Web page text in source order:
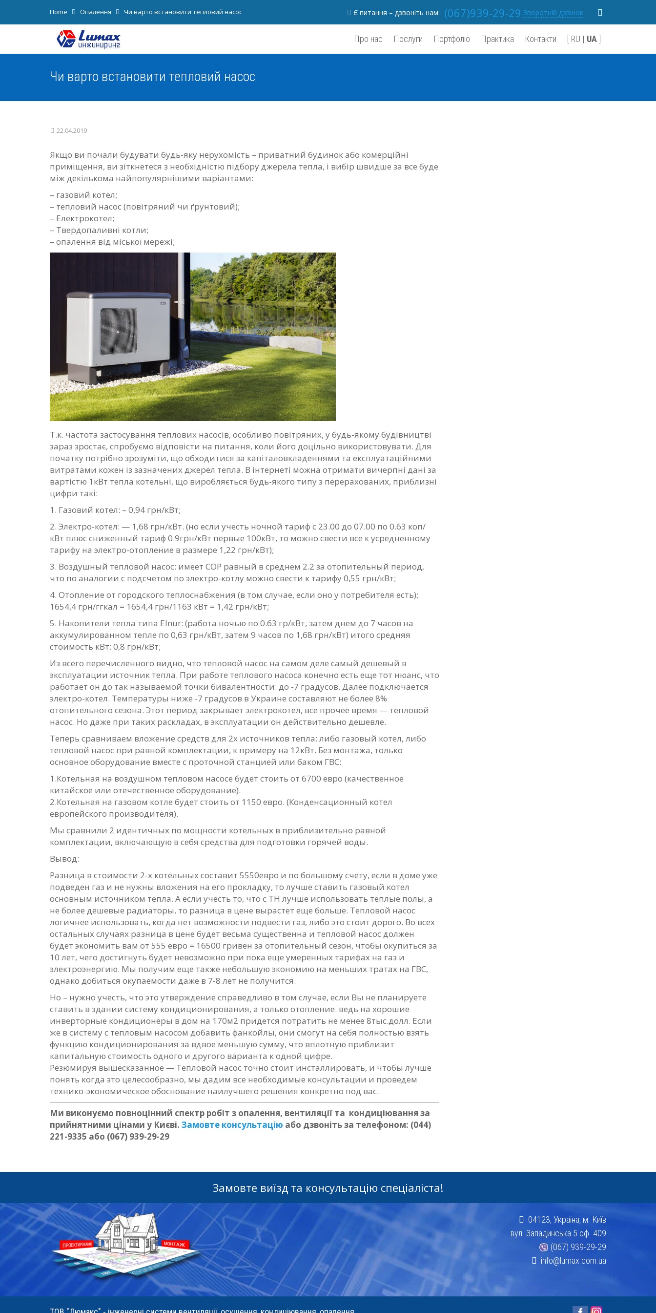
Home Опалення Чи варто встановити тепловий насос Є питання – дзвоніть нам: (067)939-29-29 Зворотній дзвінок
Про нас Послуги Портфоліо Практика Контакти RU | UA
Чи варто встановити тепловий насос
22.04.2019
Якщо ви почали будувати будь-яку нерухомість – приватний будинок або комерційні
приміщення, ви зіткнетеся з необхідністю підбору джерела тепла, і вибір швидше за все буде
між декількома найпопулярнішими варіантами:
– газовий котел;
– тепловий насос (повітряний чи ґрунтовий);
– Електрокотел;
– Твердопаливні котли;
– опалення від міської мережі;
Т.к. частота застосування теплових насосів, особливо повітряних, у будь-якому будівництві
зараз зростає, спробуємо відповісти на питання, коли його доцільно використовувати. Для
початку потрібно зрозуміти, що обходитися за капіталовкладеннями та експлуатаційними
витратами кожен із зазначених джерел тепла. В інтернеті можна отримати вичерпні дані за
вартістю 1кВт тепла котельні, що виробляється будь-якого типу з перерахованих, приблизні
цифри такі:
1. Газовий котел: – 0,94 грн/кВт;
2. Электро-котел: — 1,68 грн/кВт. (но если учесть ночной тариф с 23.00 до 07.00 по 0.63 коп/
кВт плюс сниженный тариф 0.9грн/кВт первые 100кВт, то можно свести все к усредненному
тарифу на электро-отопление в размере 1,22 грн/кВт);
3. Воздушный тепловой насос: имеет COP равный в среднем 2.2 за отопительный период,
что по аналогии с подсчетом по электро-котлу можно свести к тарифу 0,55 грн/кВт;
4. Отопление от городского теплоснабжения (в том случае, если оно у потребителя есть):
1654,4 грн/ггкал = 1654,4 грн/1163 кВт = 1,42 грн/кВт;
5. Накопители тепла типа Elnur: (работа ночью по 0.63 гр/кВт, затем днем до 7 часов на
аккумулированном тепле по 0,63 грн/кВт, затем 9 часов по 1,68 грн/кВт) итого средняя
стоимость кВт: 0,8 грн/кВт;
Из всего перечисленного видно, что тепловой насос на самом деле самый дешевый в
эксплуатации источник тепла. При работе теплового насоса конечно есть еще тот нюанс, что
работает он до так называемой точки бивалентности: до -7 градусов. Далее подключается
электро-котел. Температуры ниже -7 градусов в Украине составляют не более 8%
отопительного сезона. Этот период закрывает электрокотел, все прочее время — тепловой
насос. Но даже при таких раскладах, в эксплуатации он действительно дешевле.
Теперь сравниваем вложение средств для 2х источников тепла: либо газовый котел, либо
тепловой насос при равной комплектации, к примеру на 12кВт. Без монтажа, только
основное оборудование вместе с проточной станцией или баком ГВС:
1.Котельная на воздушном тепловом насосе будет стоить от 6700 евро (качественное
китайское или отечественное оборудование).
2.Котельная на газовом котле будет стоить от 1150 евро. (Конденсационный котел
европейского производителя).
Мы сравнили 2 идентичных по мощности котельных в приблизительно равной
комплектации, включающую в себя средства для подготовки горячей воды.
Вывод:
Разница в стоимости 2-х котельных составит 5550евро и по большому счету, если в доме уже
подведен газ и не нужны вложения на его прокладку, то лучше ставить газовый котел
основным источником тепла. А если учесть то, что с ТН лучше использовать теплые полы, а
не более дешевые радиаторы, то разница в цене вырастет еще больше. Тепловой насос
логичнее использовать, когда нет возможности подвести газ, либо это стоит дорого. Во всех
остальных случаях разница в цене будет весьма существенна и тепловой насос должен
будет экономить вам от 555 евро = 16500 гривен за отопительный сезон, чтобы окупиться за
10 лет, чего достигнуть будет невозможно при пока еще умеренных тарифах на газ и
электроэнергию. Мы получим еще также небольшую экономию на меньших тратах на ГВС,
однако добиться окупаемости даже в 7-8 лет не получится.
Но – нужно учесть, что это утверждение справедливо в том случае, если Вы не планируете
ставить в здании систему кондиционирования, а только отопление. ведь на хорошие
инверторные кондиционеры в дом на 170м2 придется потратить не менее 8тыс.долл. Если
же в систему с тепловым насосом добавить фанкойлы, они смогут на себя полностью взять
функцию кондиционирования за вдвое меньшую сумму, что вплотную приблизит
капитальную стоимость одного и другого варианта к одной цифре.
Резюмируя вышесказанное — Тепловой насос точно стоит инсталлировать, и чтобы лучше
понять когда это целесообразно, мы дадим все необходимые консультации и проведем
технико-экономическое обоснование наилучшего решения конкретно под вас.
Ми виконуємо повноцінний спектр робіт з опалення, вентиляції та кондиціювання за
прийнятними цінами у Києві. Замовте консультацію або дзвоніть за телефоном: (044)
221-9335 або (067) 939-29-29
Замовте виїзд та консультацію спеціаліста!
04123, Україна, м. Київ
вул. Западинська 5 оф. 409
(067) 939-29-29
info@lumax.com.ua